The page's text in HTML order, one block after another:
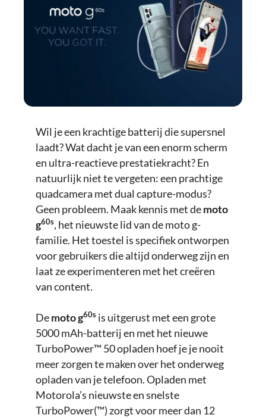
Wil je een krachtige batterij die supersnel
laadt? Wat dacht je van een enorm scherm
en ultra-reactieve prestatiekracht? En
natuurlijk niet te vergeten: een prachtige
quadcamera met dual capture-modus?
Geen probleem. Maak kennis met demoto
g60s, het nieuwste lid van de moto g-
familie. Het toestel is specifiek ontworpen
voor gebruikers die altijd onderweg zijn en
laat ze experimenteren met het creëren
van content.
Demoto g60s is uitgerust met een grote
5000 mAh-batterij en met het nieuwe
TurboPower™ 50 opladen hoef je je nooit
meer zorgen te maken over het onderweg
opladen van je telefoon. Opladen met
Motorola’s nieuwste en snelste
TurboPower(™) zorgt voor meer dan 12